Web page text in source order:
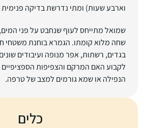
וארבע שעות) ומתי נדרשת בדיקה
שמואל מתייחס לעוף שנחבט על פני
שחה מלוא קומתו. הגמרא בוחנת משטחי
בגדים, רשתות, אפר מנופה ועיבודים
לקבוע האם המרקם והצפיפות
הנפילה או שמא גורמים למצב של טרפה.
כלים